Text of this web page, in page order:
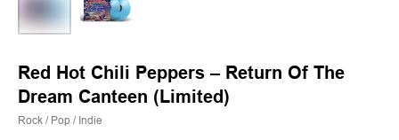
Red Hot Chili Peppers – Return Of The
Dream Canteen (Limited)
Rock / Pop / Indie